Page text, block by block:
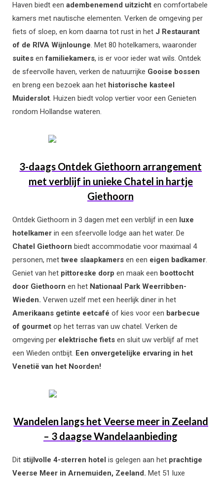
Haven biedt een adembenemend uitzicht en comfortabele
kamers met nautische elementen. Verken de omgeving per
fiets of sloep, en kom daarna tot rust in het J Restaurant
of de RIVA Wijnlounge. Met 80 hotelkamers, waaronder
suites enfamiliekamers, is er voor ieder wat wils. Ontdek
de sfeervolle haven, verken de natuurrijke Gooise bossen
en breng een bezoek aan het historische kasteel
Muiderslot. Huizen biedt volop vertier voor een Genieten
rondom Hollandse wateren.
3-daags Ontdek Giethoorn arrangement
met verblijf in unieke Chatel in hartje
Giethoorn
Ontdek Giethoorn in 3 dagen met een verblijf in een luxe
hotelkamer in een sfeervolle lodge aan het water. De
Chatel Giethoorn biedt accommodatie voor maximaal 4
personen, mettwee slaapkamers en een eigen badkamer.
Geniet van het pittoreske dorp en maak een boottocht
door Giethoorn en het Nationaal Park Weerribben-
Wieden. Verwen uzelf met een heerlijk diner in het
Amerikaans getinte eetcafé of kies voor een barbecue
of gourmet op het terras van uw chatel. Verken de
omgeving per elektrische fiets en sluit uw verblijf af met
een Wieden ontbijt. Een onvergetelijke ervaring in het
Venetië van het Noorden!
Wandelen langs het Veerse meer in Zeeland
– 3 daagse Wandelaanbieding
Dit stijlvolle 4-sterren hotel is gelegen aan het prachtige
Veerse Meer in Arnemuiden, Zeeland. Met 51 luxe